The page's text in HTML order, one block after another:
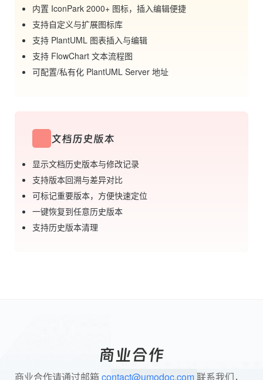
内置 IconPark 2000+ 图标，插入编辑便捷
支持自定义与扩展图标库
支持 PlantUML 图表插入与编辑
支持 FlowChart 文本流程图
可配置/私有化 PlantUML Server 地址
文档历史版本
显示文档历史版本与修改记录
支持版本回溯与差异对比
可标记重要版本，方便快速定位
一键恢复到任意历史版本
支持历史版本清理
商业合作
商业合作请通过邮箱contact@umodoc.com联系我们，